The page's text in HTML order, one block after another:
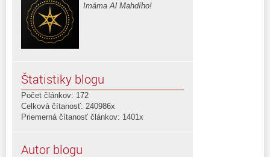
Imáma Al Mahdího!
Štatistiky blogu
Počet článkov: 172
Celková čítanosť: 240986x
Priemerná čítanosť článkov: 1401x
Autor blogu